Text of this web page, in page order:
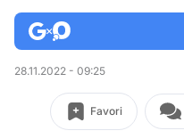
28.11.2022 - 09:25
Favori